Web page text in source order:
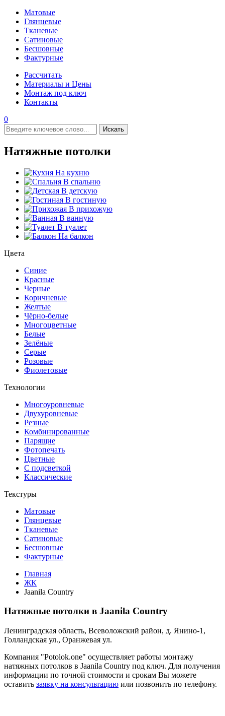
Матовые
Глянцевые
Тканевые
Сатиновые
Бесшовные
Фактурные
Рассчитать
Материалы и Цены
Монтаж под ключ
Контакты
0
Искать
Натяжные потолки
На кухню
В спальню
В детскую
В гостиную
В прихожую
В ванную
В туалет
На балкон
Цвета
Синие
Красные
Черные
Коричневые
Желтые
Чёрно-белые
Многоцветные
Белые
Зелёные
Серые
Розовые
Фиолетовые
Технологии
Многоуровневые
Двухуровневые
Резные
Комбинированные
Парящие
Фотопечать
Цветные
С подсветкой
Классические
Текстуры
Матовые
Глянцевые
Тканевые
Сатиновые
Бесшовные
Фактурные
Главная
ЖК
Jaanila Country
Натяжные потолки в Jaanila Country
Ленинградская область, Всеволожский район, д. Янино-1,
Голландская ул., Оранжевая ул.
Компания "Potolok.one" осуществляет работы монтажу
натяжных потолков в Jaanila Country под ключ. Для получения
информации по точной стоимости и срокам Вы можете
оставить заявку на консультацию или позвонить по телефону.